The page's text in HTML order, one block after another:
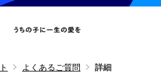
よくあるご質問 詳細